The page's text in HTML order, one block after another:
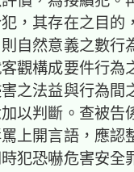
，其存在之目的
自然意義之數行
觀構成要件行為
之法益與行為間
以判斷。查被告
上開言語，應認
犯恐嚇危害安全